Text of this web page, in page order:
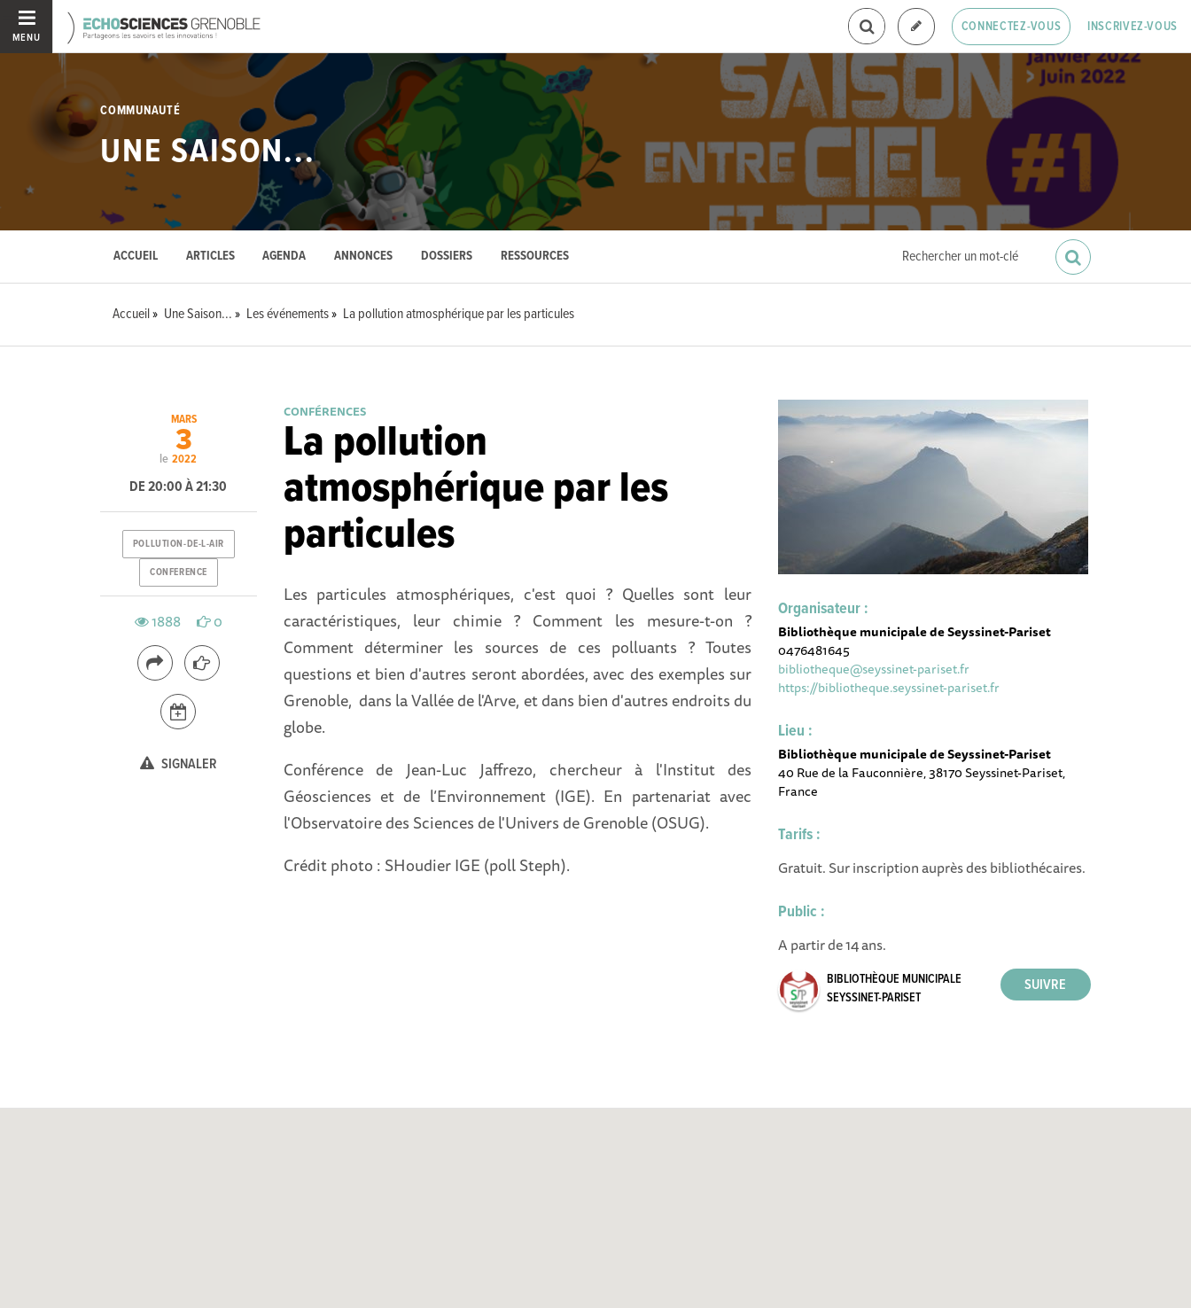
MENU
CONNECTEZ-VOUS INSCRIVEZ-VOUS
COMMUNAUTÉ
UNE SAISON...
ACCUEIL ARTICLES AGENDA ANNONCES DOSSIERS RESSOURCES
Accueil Une Saison... Les événements La pollution atmosphérique par les particules
CONFÉRENCES
La pollution
atmosphérique par les
particules
Les particules atmosphériques, c'est quoi ? Quelles sont leur
caractéristiques, leur chimie ? Comment les mesure-t-on ?
Comment déterminer les sources de ces polluants ? Toutes
questions et bien d'autres seront abordées, avec des exemples sur
Grenoble, dans la Vallée de l'Arve, et dans bien d'autres endroits du
globe.
Conférence de Jean-Luc Jaffrezo, chercheur à l'Institut des
Géosciences et de l’Environnement (IGE). En partenariat avec
l'Observatoire des Sciences de l'Univers de Grenoble (OSUG).
Crédit photo : SHoudier IGE (poll Steph).
Organisateur :
Bibliothèque municipale de Seyssinet-Pariset
0476481645
bibliotheque@seyssinet-pariset.fr
https://bibliotheque.seyssinet-pariset.fr
Lieu :
Bibliothèque municipale de Seyssinet-Pariset
40 Rue de la Fauconnière, 38170 Seyssinet-Pariset,
France
Tarifs :
Gratuit. Sur inscription auprès des bibliothécaires.
Public :
A partir de 14 ans.
BIBLIOTHÈQUE MUNICIPALE
SEYSSINET-PARISET
le
MARS
3
2022
DE 20:00 À 21:30
POLLUTION-DE-L-AIR
CONFERENCE
1888 0
SIGNALER